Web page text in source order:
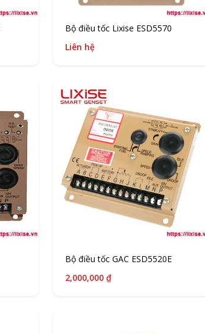
Bộ điều tốc Lixise ESD5570
Liên hệ
Bộ điều tốc GAC ESD5520E
2,000,000 ₫